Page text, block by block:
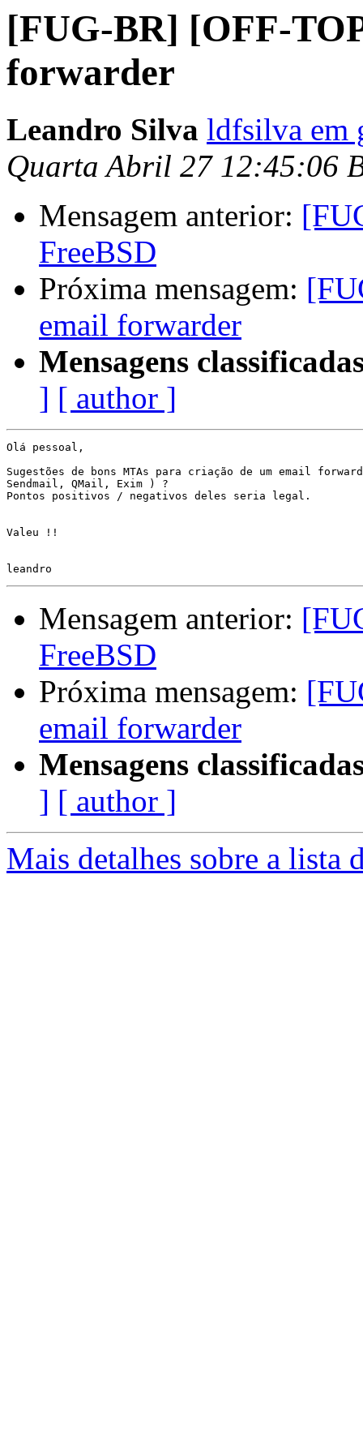
[FUG-BR] [OFF-
forwarder
Leandro Silva ldfsilva em
Quarta Abril 27 12:45:06
Mensagem anterior:
FreeBSD
Próxima mensagem:
email forwarder
Mensagens
] [ author ]
Olá pessoal,
Sugestões de bons MTAs para criação de um email
Sendmail, QMail, Exim ) ?
Pontos positivos / negativos deles seria legal.
Valeu !!
Mensagem anterior:
FreeBSD
Próxima mensagem:
email forwarder
Mensagens
] [ author ]
Mais detalhes sobre a lista